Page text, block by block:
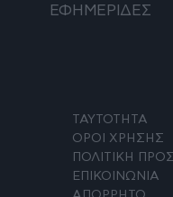
ΕΦΗΜΕΡΙΔΕΣ
ΤΑΥΤΟΤΗΤΑ
ΟΡΟΙ ΧΡΗΣΗΣ
ΠΟΛΙΤΙΚΗ
ΕΠΙΚΟΙΝΩΝΙΑ